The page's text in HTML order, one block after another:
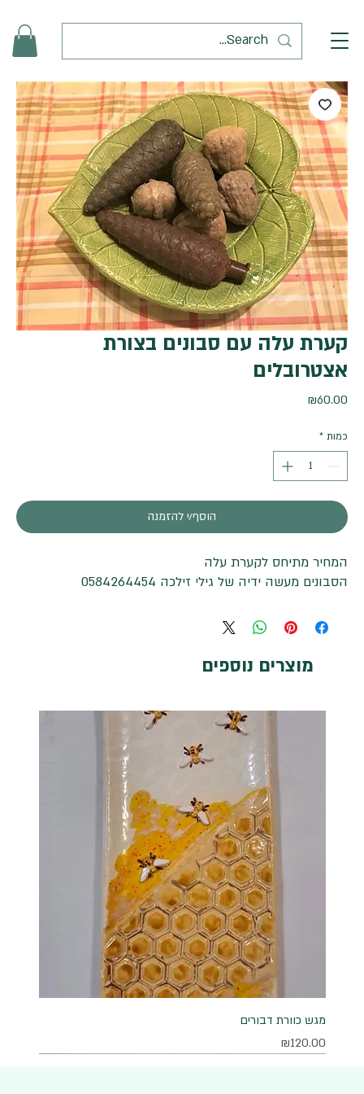
קערת עלה עם סבונים בצורת
אצטרובלים
₪60.00
כמות *
הוסף/י להזמנה
המחיר מתיחס לקערת עלה
הסבונים מעשה ידיה של גילי זילכה 0584264454
מוצרים נוספים
מגש כוורת דבורים
מחיר
₪120.00